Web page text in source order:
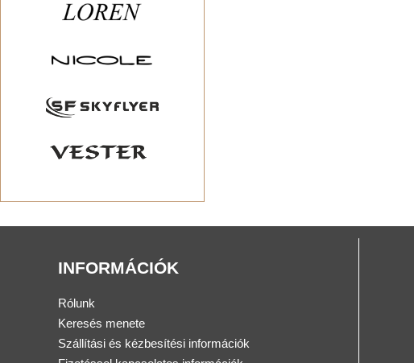
INFORMÁCIÓK
Rólunk
Keresés menete
Szállítási és kézbesítési információk